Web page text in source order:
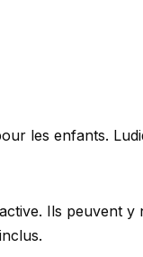
les enfants.
Ils peuvent